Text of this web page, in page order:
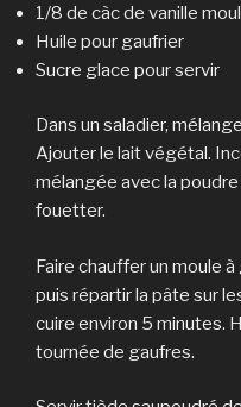
1/8 de càc de vanille
Huile pour gaufrier
Sucre glace pour servir
Dans un saladier,
Ajouter le lait végétal.
mélangée avec la
fouetter.
Faire chauffer un moule
puis répartir la pâte sur
cuire environ 5 minutes.
tournée de gaufres.